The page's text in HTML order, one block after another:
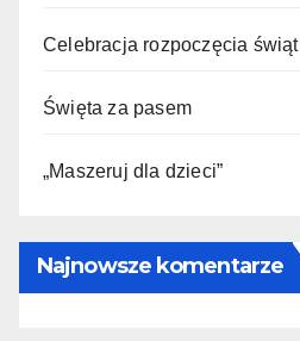
Celebracja rozpoczęcia świąt
Święta za pasem
„Maszeruj dla dzieci”
Najnowsze komentarze